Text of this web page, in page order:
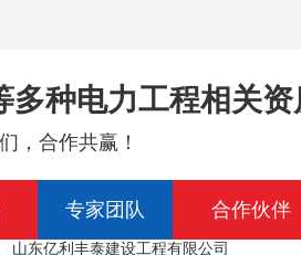
多种电力工程相关资
，合作共赢！
专家团队 合作伙伴